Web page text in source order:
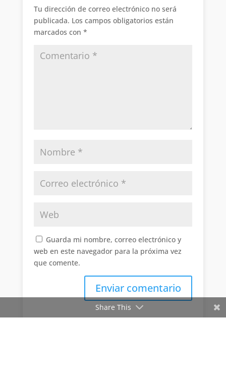
Tu dirección de correo electrónico no será
publicada. Los campos obligatorios están
marcados con*
Guarda mi nombre, correo electrónico y
web en este navegador para la próxima vez
que comente.
Enviar comentario
Share This